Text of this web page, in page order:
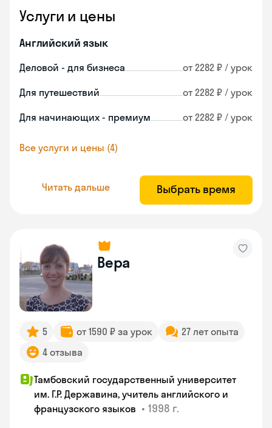
Услуги и цены
Английский язык
Деловой - для бизнеса от 2282 ₽ / урок
Для путешествий от 2282 ₽ / урок
Для начинающих - премиум от 2282 ₽ / урок
Все услуги и цены (4)
Читать дальше Выбрать время
Вера
5 от 1590 ₽ за урок
27 лет опыта
4 отзыва
Тамбовский государственный университет
им. Г.Р. Державина, учитель английского и
французского языков • 1998 г.